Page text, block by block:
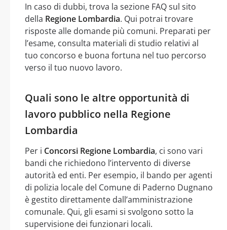
In caso di dubbi, trova la sezione FAQ sul sito
della Regione Lombardia. Qui potrai trovare
risposte alle domande più comuni. Preparati per
l’esame, consulta materiali di studio relativi al
tuo concorso e buona fortuna nel tuo percorso
verso il tuo nuovo lavoro.
Quali sono le altre opportunità di
lavoro pubblico nella Regione
Lombardia
Per i Concorsi Regione Lombardia, ci sono vari
bandi che richiedono l’intervento di diverse
autorità ed enti. Per esempio, il bando per agenti
di polizia locale del Comune di Paderno Dugnano
è gestito direttamente dall’amministrazione
comunale. Qui, gli esami si svolgono sotto la
supervisione dei funzionari locali.